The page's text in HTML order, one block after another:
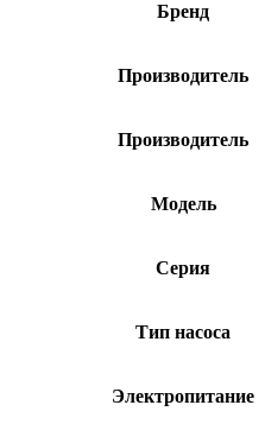
Бренд
Производитель
Производитель
Модель
Серия
Тип насоса
Электропитание